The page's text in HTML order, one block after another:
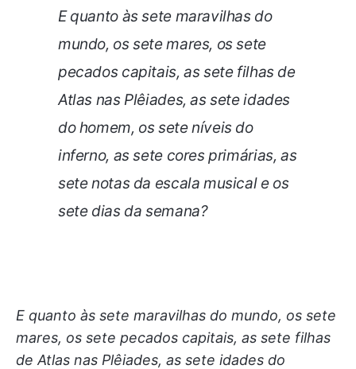
E quanto às sete maravilhas do
mundo, os sete mares, os sete
pecados capitais, as sete filhas de
Atlas nas Plêiades, as sete idades
do homem, os sete níveis do
inferno, as sete cores primárias, as
sete notas da escala musical e os
sete dias da semana?
E quanto às sete maravilhas do mundo, os sete
mares, os sete pecados capitais, as sete filhas
de Atlas nas Plêiades, as sete idades do